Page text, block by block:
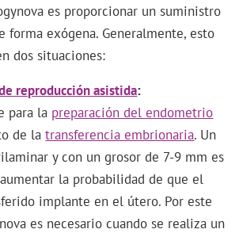
es proporcionar un suministro
forma exógena. Generalmente, esto
dos situaciones:
reproducción asistida
para la preparación del endometrio
de latransferencia embrionaria. Un
y con un grosor de 7-9 mm es
la probabilidad de que el
implante en el útero. Por este
es necesario cuando se realiza un